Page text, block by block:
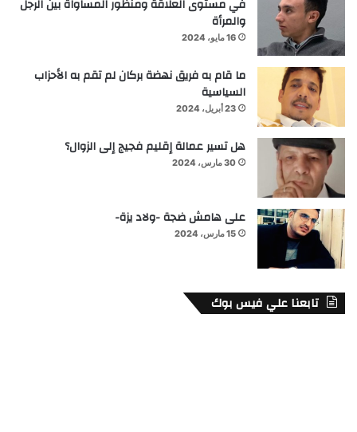
في مستوى العلاقة ومنظور المساواة بين الرجل
والمرأة
16 مايو، 2024
ما قام به فريق نهضة بركان لم تقم به الأحزاب
السياسية
23 أبريل، 2024
هل تسير عمالة إقليم فجيج إلى الزوال؟
30 مارس، 2024
على هامش ضجة -ولاد يزة-
15 مارس، 2024
تابعنا علي فيس بوك